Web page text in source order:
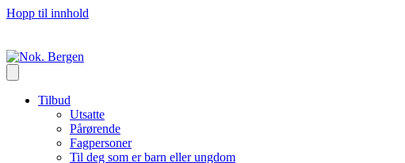
Hopp til innhold
Tilbud
Utsatte
Pårørende
Fagpersoner
Til deg som er barn eller ungdom